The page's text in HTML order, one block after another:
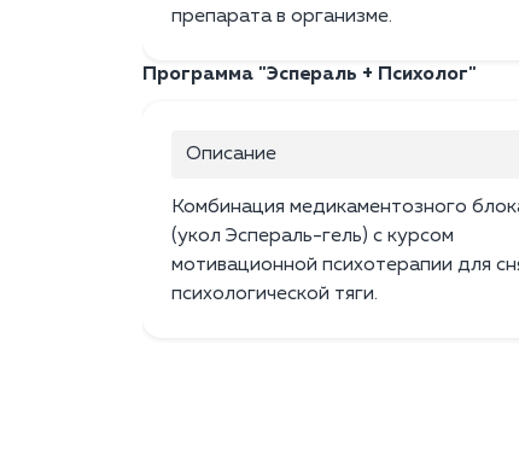
препарата в организме.
Программа "Эспераль + Психолог"
Описание
Комбинация медикаментозного
(укол Эспераль-гель) с курсом
мотивационной психотерапии для
психологической тяги.